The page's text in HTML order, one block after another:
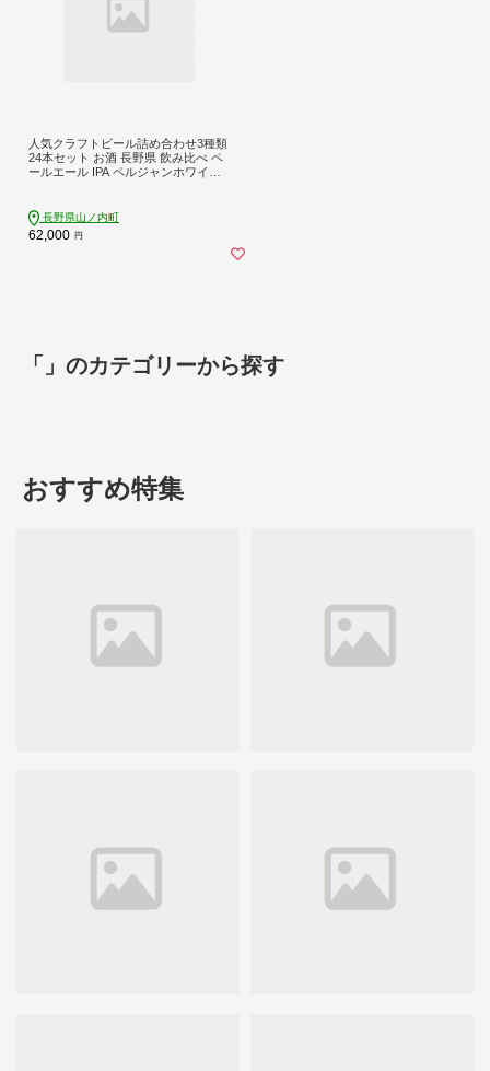
人気クラフトビール詰め合わせ3種類
24本セット お酒 長野県 飲み比べ ペ
ールエール IPA ペルジャンホワイト
長野県山ノ内町
62,000 円
「」のカテゴリーから探す
おすすめ特集